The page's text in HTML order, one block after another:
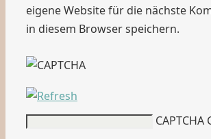
eigene Website für die nächste
in diesem Browser speichern.
CAPTCHA